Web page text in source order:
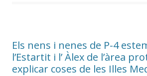
Els nens i nenes de P-4
l’Estartit i l’ Àlex de l’àrea
explicar coses de les Illes